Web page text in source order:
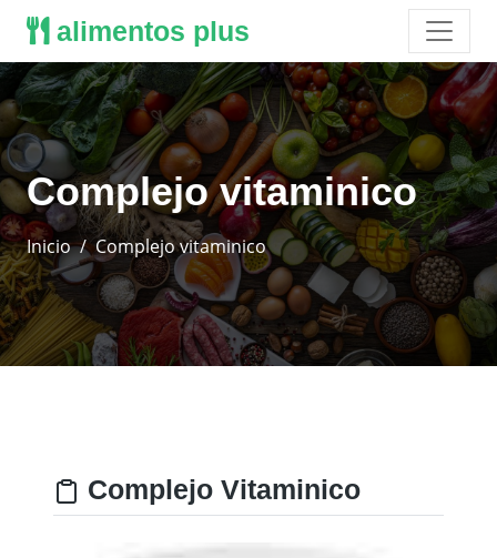
alimentos plus
Complejo vitaminico
Inicio Complejo vitaminico
Complejo Vitaminico